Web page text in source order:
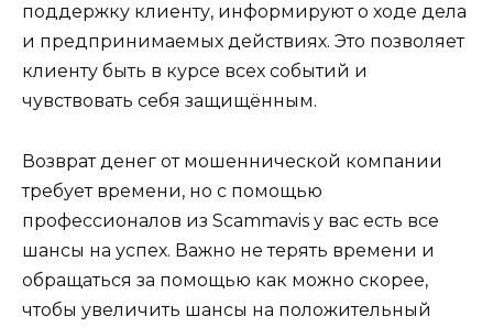
поддержку клиенту, информируют о ходе дела
и предпринимаемых действиях. Это позволяет
клиенту быть в курсе всех событий и
чувствовать себя защищённым.
Возврат денег от мошеннической компании
требует времени, но с помощью
профессионалов из Scammavis у вас есть все
шансы на успех. Важно не терять времени и
обращаться за помощью как можно скорее,
чтобы увеличить шансы на положительный